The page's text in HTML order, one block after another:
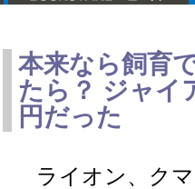
本来なら飼育
たら？ ジャイ
円だった
ライオン、ク